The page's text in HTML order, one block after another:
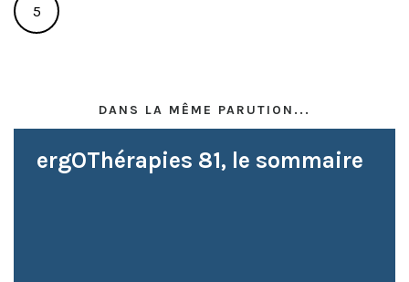
5
DANS LA MÊME PARUTION...
ergOThérapies 81, le sommaire